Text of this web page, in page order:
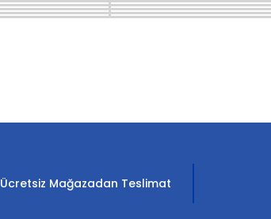
Ücretsiz Mağazadan Teslimat